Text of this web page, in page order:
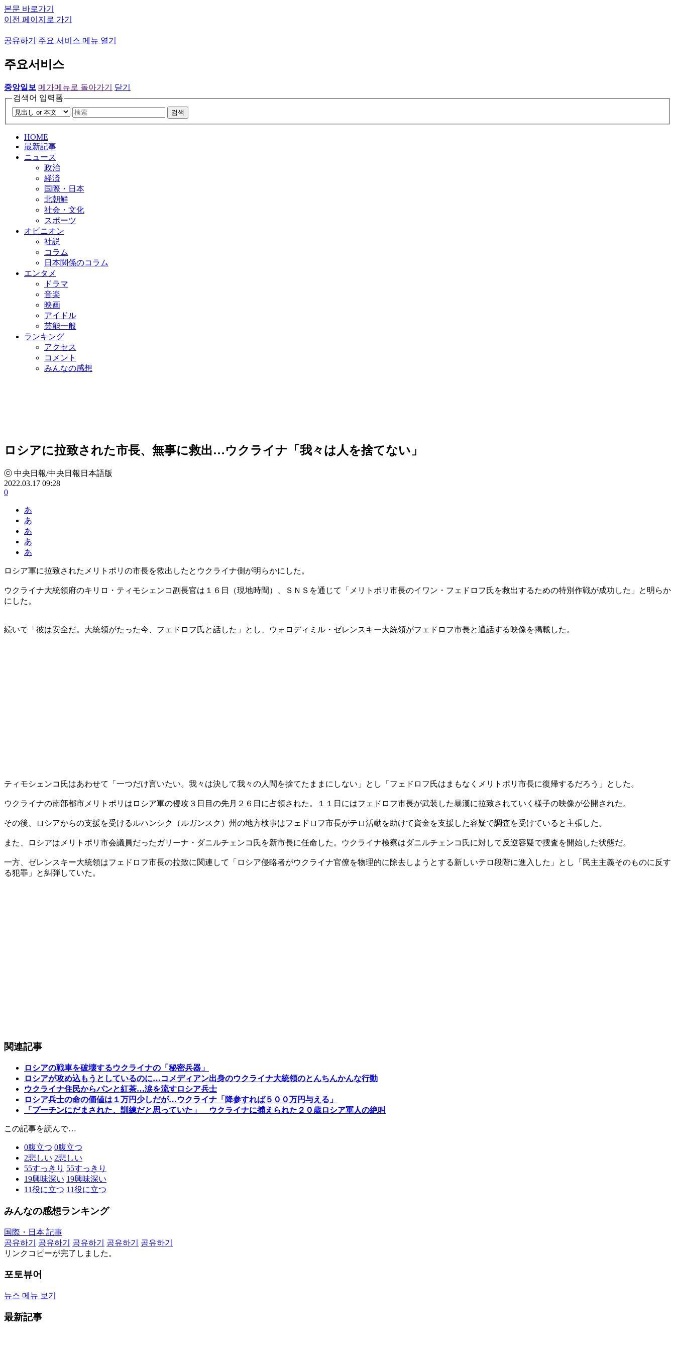
본문 바로가기
이전 페이지로 가기
공유하기 주요 서비스 메뉴 열기
주요서비스
중앙일보 메가메뉴로 돌아가기
닫기
검색어 입력폼
검색
HOME
最新記事
ニュース
政治
経済
国際・日本
北朝鮮
社会・文化
スポーツ
オピニオン
社説
コラム
日本関係のコラム
エンタメ
ドラマ
音楽
映画
アイドル
芸能一般
ランキング
アクセス
コメント
みんなの感想
ロシアに拉致された市長、無事に救出…ウクライナ「我々は人を捨てない」
ⓒ 中央日報/中央日報日本語版
2022.03.17 09:28
0
あ
あ
あ
あ
あ
ロシア軍に拉致されたメリトポリの市長を救出したとウクライナ側が明らかにした。
ウクライナ大統領府のキリロ・ティモシェンコ副長官は１６日（現地時間）、ＳＮＳを通じて「メリトポリ市長のイワン・フェドロフ氏を救出するための特別作戦が成功した」と明らか
にした。
続いて「彼は安全だ。大統領がたった今、フェドロフ氏と話した」とし、ウォロディミル・ゼレンスキー大統領がフェドロフ市長と通話する映像を掲載した。
ティモシェンコ氏はあわせて「一つだけ言いたい。我々は決して我々の人間を捨てたままにしない」とし「フェドロフ氏はまもなくメリトポリ市長に復帰するだろう」とした。
ウクライナの南部都市メリトポリはロシア軍の侵攻３日目の先月２６日に占領された。１１日にはフェドロフ市長が武装した暴漢に拉致されていく様子の映像が公開された。
その後、ロシアからの支援を受けるルハンシク（ルガンスク）州の地方検事はフェドロフ市長がテロ活動を助けて資金を支援した容疑で調査を受けていると主張した。
また、ロシアはメリトポリ市会議員だったガリーナ・ダニルチェンコ氏を新市長に任命した。ウクライナ検察はダニルチェンコ氏に対して反逆容疑で捜査を開始した状態だ。
一方、ゼレンスキー大統領はフェドロフ市長の拉致に関連して「ロシア侵略者がウクライナ官僚を物理的に除去しようとする新しいテロ段階に進入した」とし「民主主義そのものに反す
る犯罪」と糾弾していた。
関連記事
ロシアの戦車を破壊するウクライナの「秘密兵器」
ロシアが攻め込もうとしているのに…コメディアン出身のウクライナ大統領のとんちんかんな行動
ウクライナ住民からパンと紅茶…涙を流すロシア兵士
ロシア兵士の命の価値は１万円少しだが…ウクライナ「降参すれば５００万円与える」
「プーチンにだまされた、訓練だと思っていた」 ウクライナに捕えられた２０歳ロシア軍人の絶叫
この記事を読んで…
0腹立つ 0腹立つ
2悲しい 2悲しい
55すっきり 55すっきり
19興味深い 19興味深い
11役に立つ 11役に立つ
みんなの感想ランキング
国際・日本 記事
공유하기
공유하기 공유하기 공유하기
공유하기
リンクコピーが完了しました。
포토뷰어
뉴스 메뉴 보기
最新記事